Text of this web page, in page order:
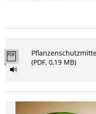
(PDF, 0,19 MB)